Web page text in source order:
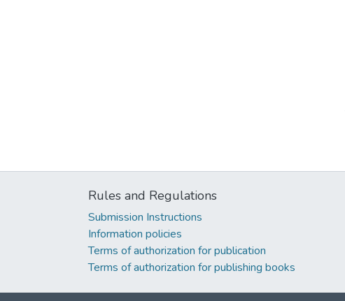
Rules and Regulations
Submission Instructions
Information policies
Terms of authorization for publication
Terms of authorization for publishing books